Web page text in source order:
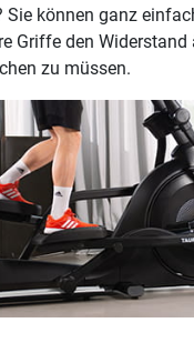
Sie können ganz
Griffe den Widerstand
zu müssen.